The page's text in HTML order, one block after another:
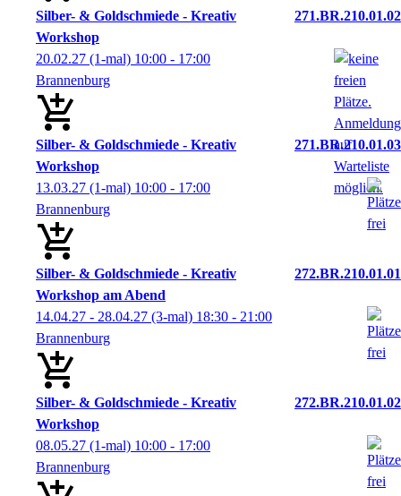
Silber- & Goldschmiede - Kreativ
Workshop
271.BR.210.01.02
20.02.27 (1-mal) 10:00 - 17:00
Brannenburg
Silber- & Goldschmiede - Kreativ
Workshop
271.BR.210.01.03
13.03.27 (1-mal) 10:00 - 17:00
Brannenburg
Silber- & Goldschmiede - Kreativ
Workshop am Abend
272.BR.210.01.01
14.04.27 - 28.04.27 (3-mal) 18:30 - 21:00
Brannenburg
Silber- & Goldschmiede - Kreativ
Workshop
272.BR.210.01.02
08.05.27 (1-mal) 10:00 - 17:00
Brannenburg